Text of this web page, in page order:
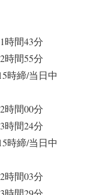
間43分
間55分
時締/当日中
間00分
間24分
時締/当日中
間03分